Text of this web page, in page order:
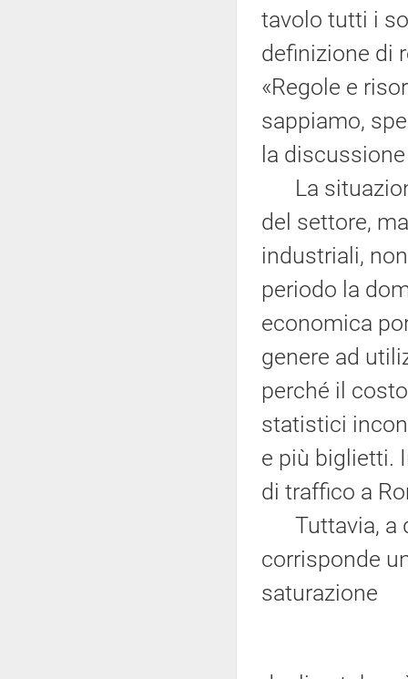
tavolo tutti i
definizione di
«Regole e
sappiamo,
la
La
del settore,
industriali,
periodo la
economica
genere ad
perché il
statistici
e più biglietti.
di traffico a
Tuttavia, a
corrisponde
saturazione